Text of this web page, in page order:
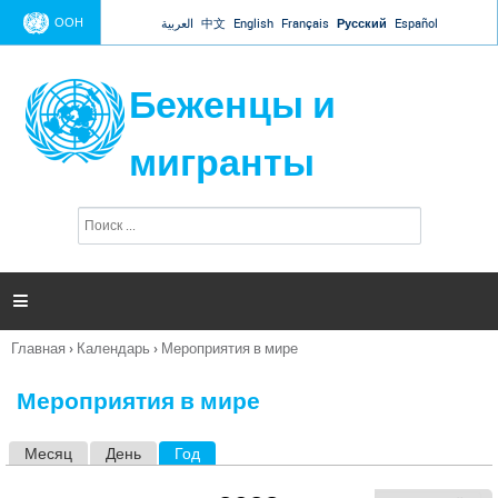
Jump to navigation
ООН العربية 中文 English Français Русский Español
Беженцы и
мигранты
п
и

Вы
Главная › Календарь › Мероприятия в мире
Мероприятия в мире
Месяц День Год